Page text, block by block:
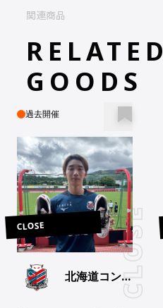
関連商品
RELATED
GOODS
CLOSE
過去開催
北海道コンサ
ドーレ札幌